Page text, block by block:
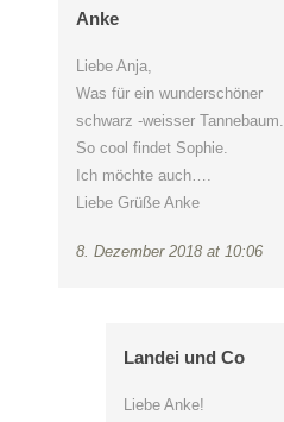
Anke
Liebe Anja,
Was für ein wunderschöner
schwarz -weisser Tannebaum.
So cool findet Sophie.
Ich möchte auch….
Liebe Grüße Anke
8. Dezember 2018 at 10:06
Landei und Co
Liebe Anke!